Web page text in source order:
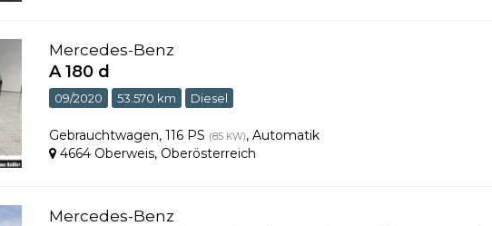
Mercedes-Benz
A 180 d
09/2020 53.570 km Diesel
Gebrauchtwagen,116 PS (85 KW),Automatik
4664 Oberweis, Oberösterreich
Mercedes-Benz